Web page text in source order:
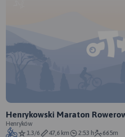
Henrykowski Maraton
Henryków
1.3/6
47,6 km 2:53 h 665m